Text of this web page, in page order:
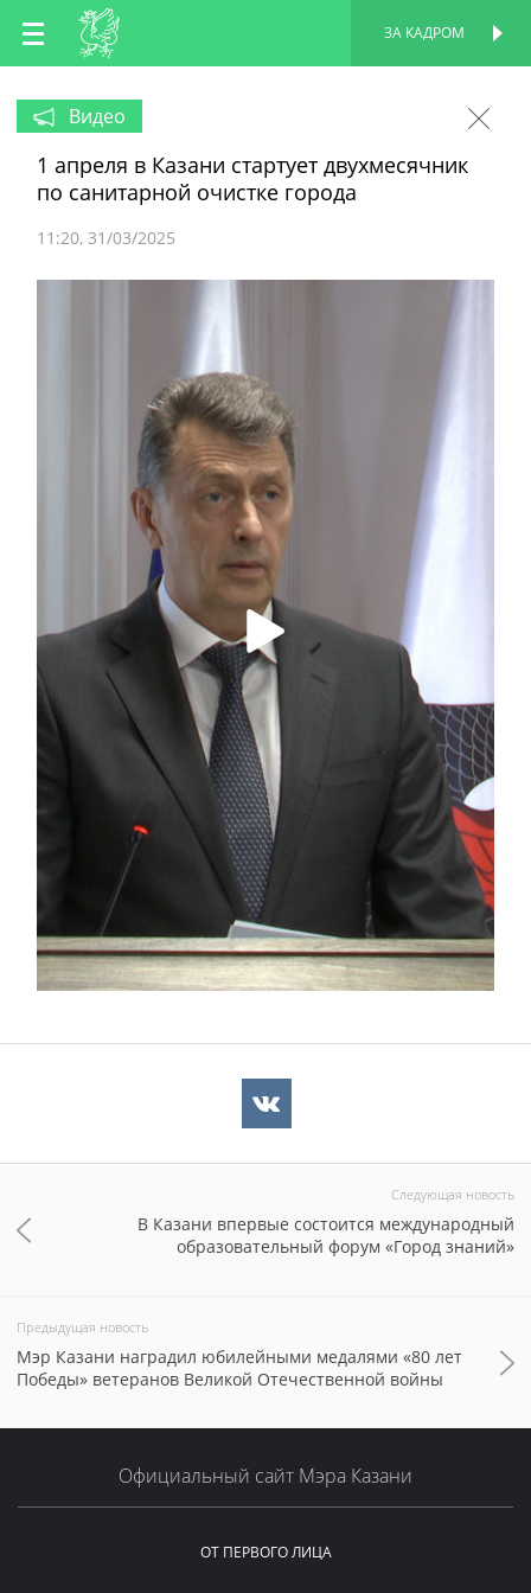
RU
EN
ЗА КАДРОМ
Видео
1 апреля в Казани стартует двухмесячник
по санитарной очистке города
11:20 31/03/2025
Следующая новость
В Казани впервые состоится международный
образовательный форум «Город знаний»
Предыдущая новость
Мэр Казани наградил юбилейными медалями «80 лет
Победы» ветеранов Великой Отечественной войны
Официальный сайт Мэра Казани
ОТ ПЕРВОГО ЛИЦА
ПЕРСОНАЛЬНАЯ